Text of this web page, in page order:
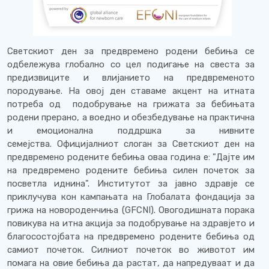
Светскиот ден за предвремено родени бебиња се
одбележува глобално со цел подигање на свеста за
предизвиците и влијанието на предвременото
породување. На овој ден ставаме акцент на итната
потреба од подобрување на грижата за бебињата
родени прерано, а воедно и обезбедување на практична
и емоционална поддршка за нивните
семејства. Официјалниот слоган за Светскиот ден на
предвремено родените бебиња оваа година е: "Дајте им
на предвремено родените бебиња силен почеток за
посветла иднина". Институтот за јавно здравје се
приклучува кон кампањата на Глобалата фондација за
грижа на новороденчиња (GFCNI). Овогодишната порака
повикува на итна акција за подобрување на здравјето и
благосостојбата на предвремено родените бебиња од
самиот почеток. Силниот почеток во животот им
помага на овие бебиња да растат, да напредуваат и да